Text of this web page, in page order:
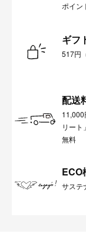
ポイン
ギフ
517円
配送
11,000
リー
無料
ECO
サステ